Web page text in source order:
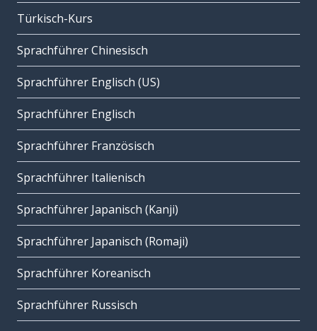
Türkisch-Kurs
Sprachführer Chinesisch
Sprachführer Englisch (US)
Sprachführer Englisch
Sprachführer Französisch
Sprachführer Italienisch
Sprachführer Japanisch (Kanji)
Sprachführer Japanisch (Romaji)
Sprachführer Koreanisch
Sprachführer Russisch